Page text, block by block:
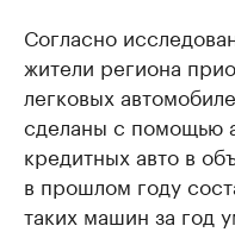
Согласно
жители региона
легковых
сделаны с помощью
кредитных авто в
в прошлом году
таких машин за год